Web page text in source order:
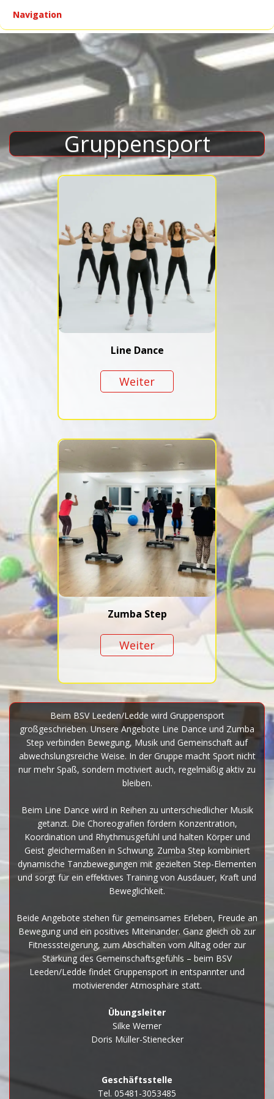
Navigation
Gruppensport
Line Dance
Weiter
Zumba Step
Weiter
Beim BSV Leeden/Ledde wird Gruppensport
großgeschrieben. Unsere Angebote Line Dance und Zumba
Step verbinden Bewegung, Musik und Gemeinschaft auf
abwechslungsreiche Weise. In der Gruppe macht Sport nicht
nur mehr Spaß, sondern motiviert auch, regelmäßig aktiv zu
bleiben.
Beim Line Dance wird in Reihen zu unterschiedlicher Musik
getanzt. Die Choreografien fördern Konzentration,
Koordination und Rhythmusgefühl und halten Körper und
Geist gleichermaßen in Schwung. Zumba Step kombiniert
dynamische Tanzbewegungen mit gezielten Step-Elementen
und sorgt für ein effektives Training von Ausdauer, Kraft und
Beweglichkeit.
Beide Angebote stehen für gemeinsames Erleben, Freude an
Bewegung und ein positives Miteinander. Ganz gleich ob zur
Fitnesssteigerung, zum Abschalten vom Alltag oder zur
Stärkung des Gemeinschaftsgefühls – beim BSV
Leeden/Ledde findet Gruppensport in entspannter und
motivierender Atmosphäre statt.
Übungsleiter
Silke Werner
Doris Müller-Stienecker
Geschäftsstelle
Tel. 05481-3053485